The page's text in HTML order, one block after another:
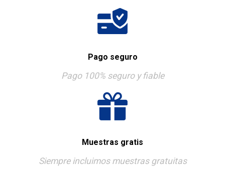
Pago seguro
Pago 100% seguro y fiable
Muestras gratis
Siempre incluimos muestras gratuitas